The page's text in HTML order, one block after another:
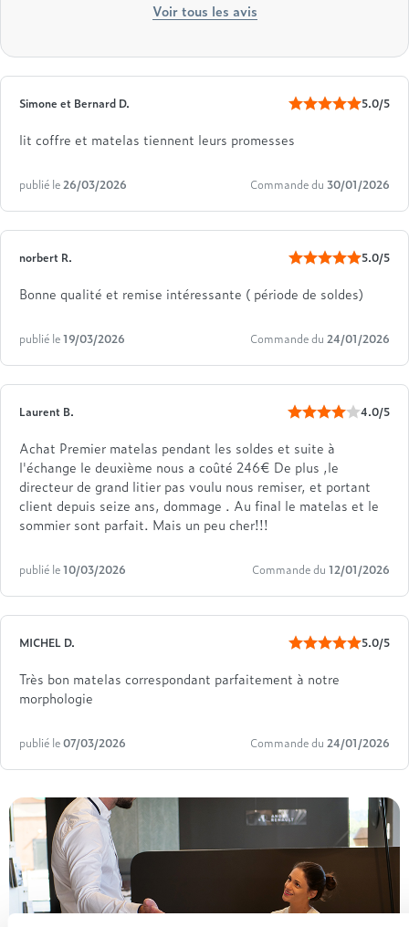
Voir tous les avis
Simone et Bernard D. 5.0/5
lit coffre et matelas tiennent leurs promesses
publié le26/03/2026 Commande du 30/01/2026
norbert R. 5.0/5
Bonne qualité et remise intéressante ( période de soldes)
publié le19/03/2026 Commande du 24/01/2026
Laurent B. 4.0/5
Achat Premier matelas pendant les soldes et suite à
l'échange le deuxième nous a coûté 246€ De plus ,le
directeur de grand litier pas voulu nous remiser, et portant
client depuis seize ans, dommage . Au final le matelas et le
sommier sont parfait. Mais un peu cher!!!
publié le10/03/2026 Commande du 12/01/2026
MICHEL D. 5.0/5
Très bon matelas correspondant parfaitement à notre
morphologie
publié le07/03/2026 Commande du 24/01/2026